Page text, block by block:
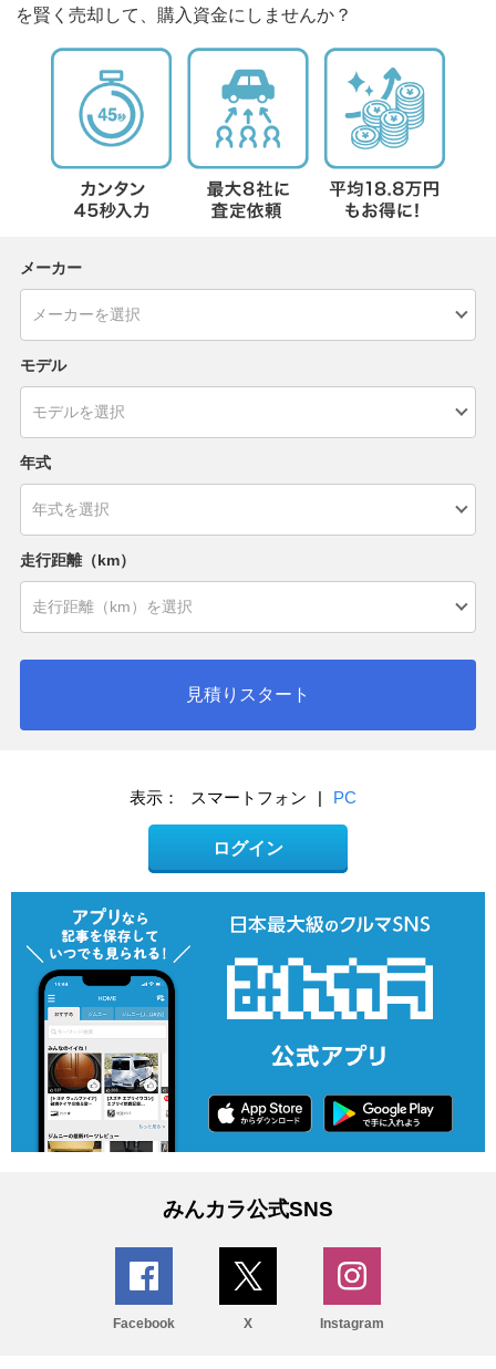
を賢く売却して、購入資金にしませんか？
メーカー
モデル
年式
走行距離（km）
見積りスタート
表示： スマートフォン | PC
ログイン
みんカラ公式SNS
Facebook X Instagram